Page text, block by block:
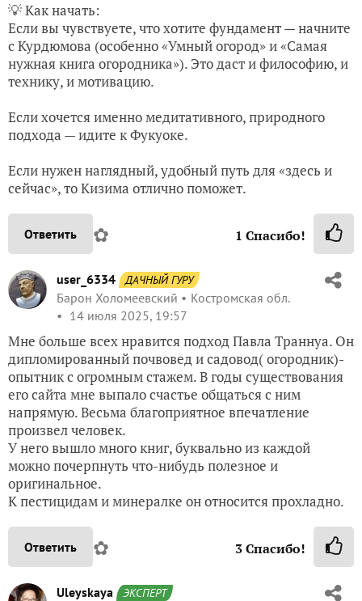
💡 Как начать:
Если вы чувствуете, что хотите фундамент — начните
с Курдюмова (особенно «Умный огород» и «Самая
нужная книга огородника»). Это даст и философию, и
технику, и мотивацию.
Если хочется именно медитативного, природного
подхода — идите к Фукуоке.
Если нужен наглядный, удобный путь для «здесь и
сейчас», то Кизима отлично поможет.
Ответить ✿ 1 Спасибо!
user_6334 ДАЧНЫЙ ГУРУ
Барон Холомеевский
Костромская обл.
14 июля 2025, 19:57
Мне больше всех нравится подход Павла Траннуа. Он
дипломированный почвовед и садовод( огородник)-
опытник с огромным стажем. В годы существования
его сайта мне выпало счастье общаться с ним
напрямую. Весьма благоприятное впечатление
произвел человек.
У него вышло много книг, буквально из каждой
можно почерпнуть что-нибудь полезное и
оригинальное.
К пестицидам и минералке он относится прохладно.
Ответить ✿ 3Спасибо!
Uleyskaya ЭКСПЕРТ